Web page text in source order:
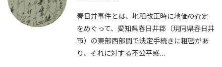
春日井事件とは、地租改正時に地価の査定
をめぐって、愛知県春日井郡（現同県春日井
市）の東部西部間で決定手続きに粗密があ
り、それに対する不公平感...